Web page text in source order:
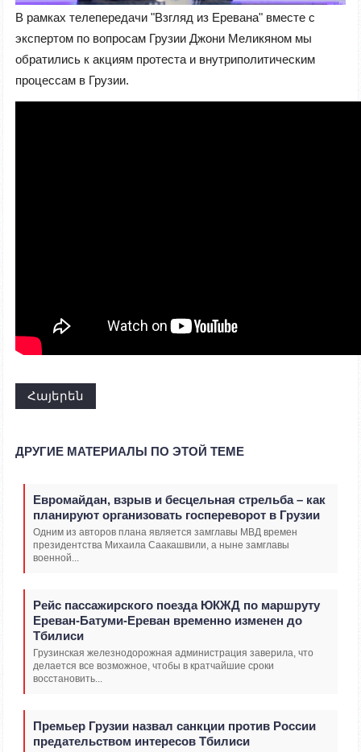
В рамках телепередачи "Взгляд из Еревана" вместе с
экспертом по вопросам Грузии Джони Меликяном мы
обратились к акциям протеста и внутриполитическим
процессам в Грузии.
Հայերեն
ДРУГИЕ МАТЕРИАЛЫ ПО ЭТОЙ ТЕМЕ
Евромайдан, взрыв и бесцельная стрельба – как
планируют организовать госпереворот в Грузии
Одним из авторов плана является замглавы МВД времен
президентства Михаила Саакашвили, а ныне замглавы
военной...
Рейс пассажирского поезда ЮКЖД по маршруту
Ереван-Батуми-Ереван временно изменен до
Тбилиси
Грузинская железнодорожная администрация заверила, что
делается все возможное, чтобы в кратчайшие сроки
восстановить...
Премьер Грузии назвал санкции против России
предательством интересов Тбилиси